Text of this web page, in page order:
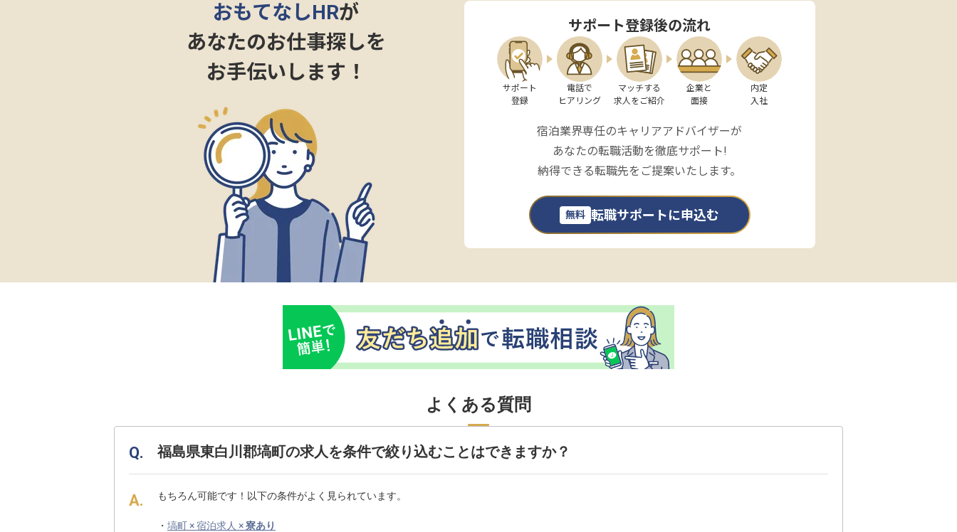
おもてなしHRが
あなたのお仕事探しを
お手伝いします！
サポート登録後の流れ
サポート
登録
電話で
ヒアリング
マッチする
求人をご紹介
企業と
面接
内定
入社
宿泊業界専任のキャリアアドバイザーが
あなたの転職活動を徹底サポート!
納得できる転職先をご提案いたします。
無料 転職サポートに申込む
よくある質問
福島県東白川郡塙町の求人を条件で絞り込むことはできますか？
もちろん可能です！以下の条件がよく見られています。
・ 塙町 × 宿泊求人 ×寮あり